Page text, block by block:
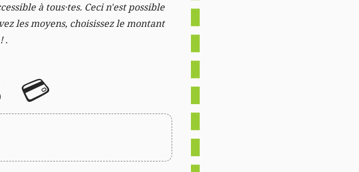
à tous·tes. Ceci n'est possible
les moyens, choisissez le montant
.
💳